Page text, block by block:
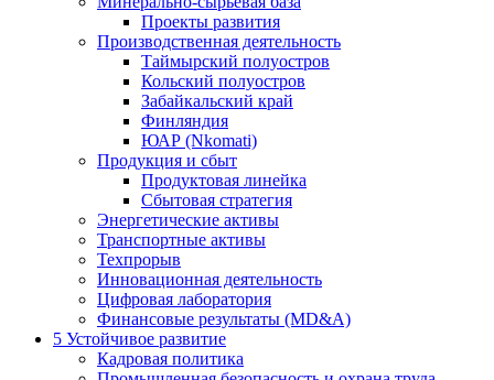
Проекты развития
Производственная деятельность
Таймырский полуостров
Кольский полуостров
Забайкальский край
Финляндия
ЮАР (Nkomati)
Продукция и сбыт
Продуктовая линейка
Сбытовая стратегия
Энергетические активы
Транспортные активы
Техпрорыв
Инновационная деятельность
Цифровая лаборатория
Финансовые результаты (MD&A)
5 Устойчивое развитие
Кадровая политика